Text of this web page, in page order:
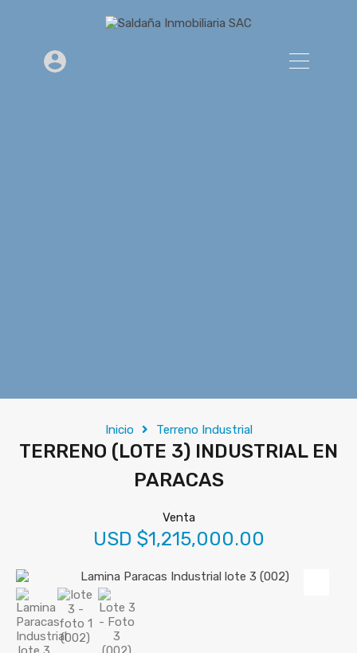
Inicio Terreno Industrial
TERRENO (LOTE 3) INDUSTRIAL EN
PARACAS
Venta
USD $1,215,000.00